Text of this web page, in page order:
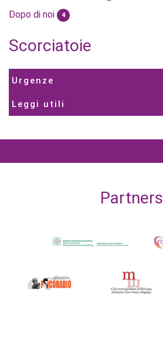
Dopo di noi 4
Scorciatoie
Urgenze
Leggi utili
Partners